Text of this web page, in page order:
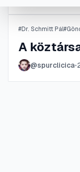
#Dr. Schmitt Pál#
A
@spurclicica•